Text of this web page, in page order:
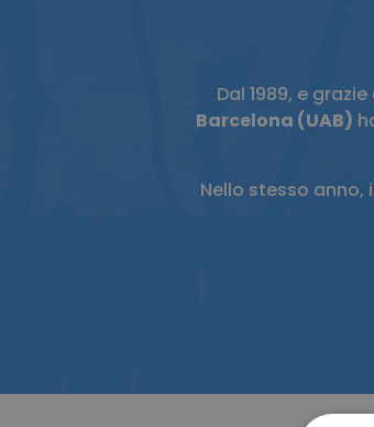
Dal 1989, e
Barcelona (UAB)
Nello stesso anno,